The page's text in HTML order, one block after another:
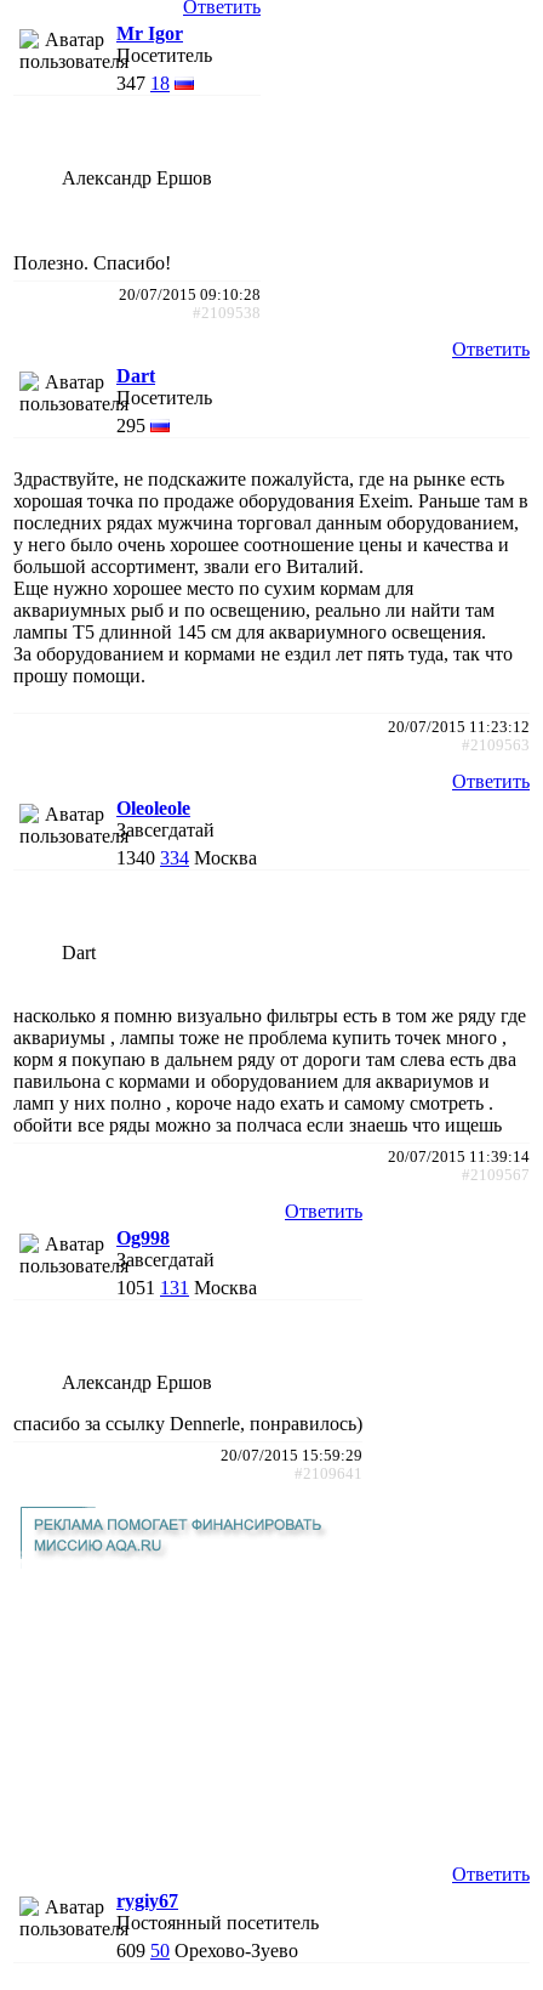
Ответить
Mr Igor
Посетитель
347 18
Александр Ершов
Полезно. Спасибо!
20/07/2015 09:10:28
#2109538
Ответить
Dart
Посетитель
295
Здраствуйте, не подскажите пожалуйста, где на рынке есть
хорошая точка по продаже оборудования Exeim. Раньше там в
последних рядах мужчина торговал данным оборудованием,
у него было очень хорошее соотношение цены и качества и
большой ассортимент, звали его Виталий.
Еще нужно хорошее место по сухим кормам для
аквариумных рыб и по освещению, реально ли найти там
лампы Т5 длинной 145 см для аквариумного освещения.
За оборудованием и кормами не ездил лет пять туда, так что
прошу помощи.
20/07/2015 11:23:12
#2109563
Ответить
Oleoleole
Завсегдатай
1340 334 Москва
Dart
насколько я помню визуально фильтры есть в том же ряду где
аквариумы , лампы тоже не проблема купить точек много ,
корм я покупаю в дальнем ряду от дороги там слева есть два
павильона с кормами и оборудованием для аквариумов и
ламп у них полно , короче надо ехать и самому смотреть .
обойти все ряды можно за полчаса если знаешь что ищешь
20/07/2015 11:39:14
#2109567
Ответить
Og998
Завсегдатай
1051 131 Москва
Александр Ершов
спасибо за ссылку Dennerle, понравилось)
20/07/2015 15:59:29
#2109641
Ответить
rygiy67
Постоянный посетитель
609 50 Орехово-Зуево